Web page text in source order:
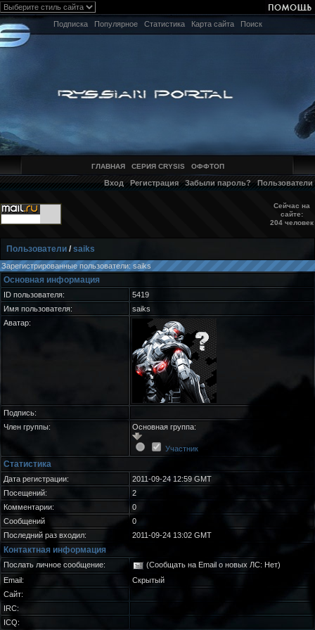
Подписка Популярное Статистика Карта сайта Поиск
ГЛАВНАЯ СЕРИЯ CRYSIS ОФФТОП
Вход Регистрация Забыли пароль? Пользователи
Сейчас на
сайте:
204 человек
Пользователи /saiks
Зарегистрированные пользователи: saiks
Основная информация
ID пользователя:
5419
Имя пользователя:
saiks
Аватар:
Подпись:
Член группы:
Основная группа:
Участник
Статистика
Дата регистрации:
2011-09-24 12:59 GMT
Посещений:
2
Комментарии:
0
Сообщений
0
Последний раз входил:
2011-09-24 13:02 GMT
Контактная информация
Послать личное сообщение:
(Сообщать на Email о новых ЛС: Нет)
Email:
Скрытый
Сайт:
IRC:
ICQ: